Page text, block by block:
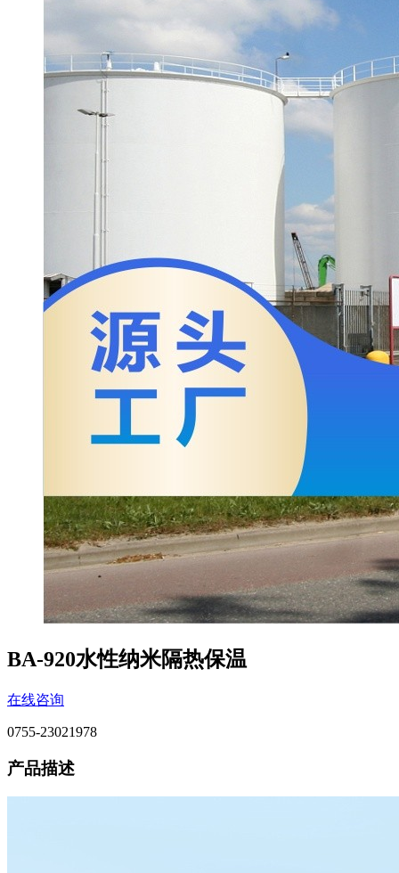
BA-920水性纳米隔热保温
在线咨询
0755-23021978
产品描述